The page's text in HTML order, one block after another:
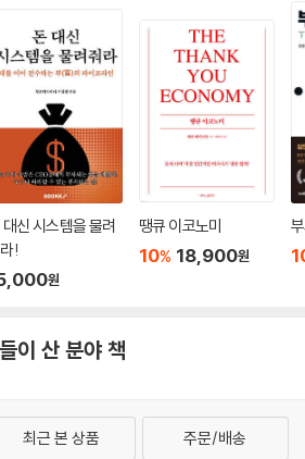
일정한 요건이 충족돼야 한다. 연체 기간이
하고, 2개 이상 금융 회사에 진 빚이 5억 원 이
환율이 30%를 넘어야 한다. 이 요건이 충족
동산 등 보유 자산이 6억 원 미만인 경우에 한
수 있다. 채무 조정의 골자는 만기 연장과 이자
최장 10년, 담보 채무의 경우 최장 20년까
자는 약정된 이자율이 5%를 넘어서는 경우에
다. 채무 원금은 감면되지 않는다.
이라 우리와는 상관없을 것 같지만 결코 남의
얽혀 있는 금융 시스템을 타고 외풍이 직간접
, 수출을 포함한 실물 경기가 세계 경제의 흐
이다. 국내 아파트 값이 좀처럼 오르지 않는
감원이나 희망퇴직을 실시하는 것 역시 이
야 한다.
의 생존전략까지
켜본 사람이라면 이미 알아차렸거나 경험했
비해 더욱 높아지고, 자금을 운용하는 일은
높이고 가격 전망을 어렵게 하기 때문이다.
용하는 데 있어 좀 더 똑똑해져야 하는 이유다.
이든, 위기 이전이든 이후든 개인들은 자산
대신 시스템을 물려
!
원
땡큐 이코노미
10% 18,900원
이 산 분야 책
최근 본 상품 주문/배송